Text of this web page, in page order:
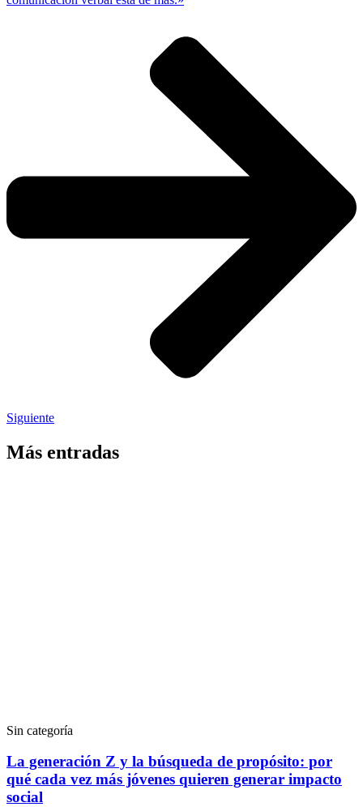
Siguiente
Más entradas
Sin categoría
La generación Z y la búsqueda de propósito: por
qué cada vez más jóvenes quieren generar impacto
social